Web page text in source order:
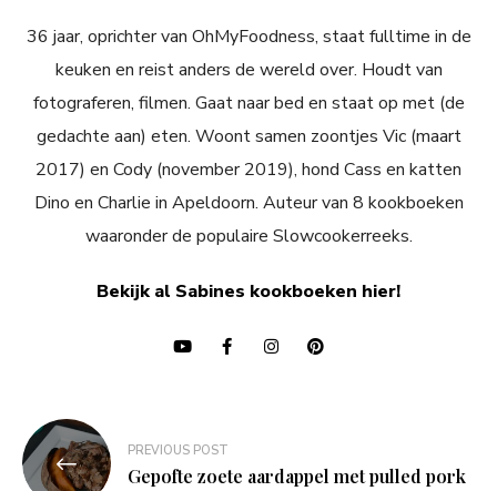
36 jaar, oprichter van OhMyFoodness, staat fulltime in de
keuken en reist anders de wereld over. Houdt van
fotograferen, filmen. Gaat naar bed en staat op met (de
gedachte aan) eten. Woont samen zoontjes Vic (maart
2017) en Cody (november 2019), hond Cass en katten
Dino en Charlie in Apeldoorn. Auteur van 8 kookboeken
waaronder de populaire Slowcookerreeks.
Bekijk al Sabines kookboeken hier!
Bericht
navigatie
PREVIOUS POST
Gepofte zoete aardappel met pulled pork